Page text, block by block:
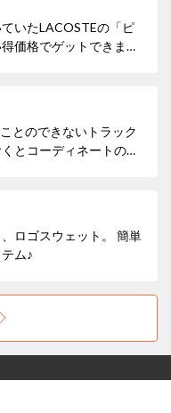
いたLACOSTEの「ピ
価格でゲットできま
とのできないトラック
とコーディネートの幅
ロゴスウェット。 簡単
ム♪